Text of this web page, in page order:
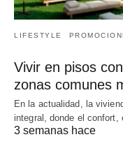
LIFESTYLE
Vivir en pisos
zonas comunes
En la actualidad, la
integral, donde el confort,
3 semanas hace